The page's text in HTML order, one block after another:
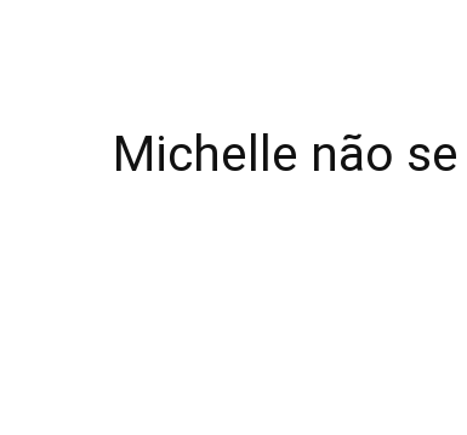
Michelle não